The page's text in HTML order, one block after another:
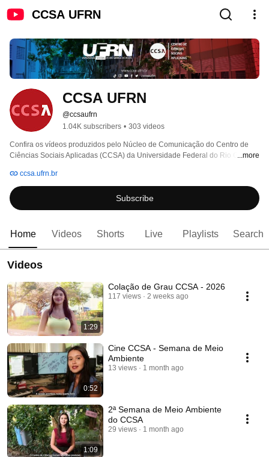
CCSA UFRN
CCSA UFRN
@ccsaufrn
1.04K subscribers • 303 videos
Confira os vídeos produzidos pelo Núcleo de Comunicação do Centro de
Ciências Sociais Aplicadas (CCSA) da Universidade Federal do Rio Grande
...more
ccsa.ufrn.br
Subscribe
Home Videos Shorts Live Playlists Search
Videos
1:29
Colação de Grau CCSA - 2026
117 views 2 weeks ago
0:52
Cine CCSA - Semana de Meio
Ambiente
13 views 1 month ago
1:09
2ª Semana de Meio Ambiente
do CCSA
29 views 1 month ago